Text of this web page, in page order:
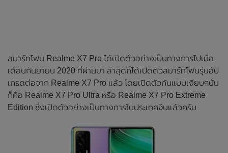
สมาร์ทโฟน Realme X7 Pro ได้เปิดตัวอย่างเป็นทางการไปเมื่อ
เดือนกันยายน 2020 ที่ผ่านมา ล่าสุดก็ได้เปิดตัวสมาร์ทโฟนรุ่นอัป
เกรดต่อจาก Realme X7 Pro แล้ว โดยเปิดตัวกันแบบเงียบๆนั่น
ก็คือ Realme X7 Pro Ultra หรือ Realme X7 Pro Extreme
Edition ซึ่งเปิดตัวอย่างเป็นทางการในประเทศจีนแล้วครับ